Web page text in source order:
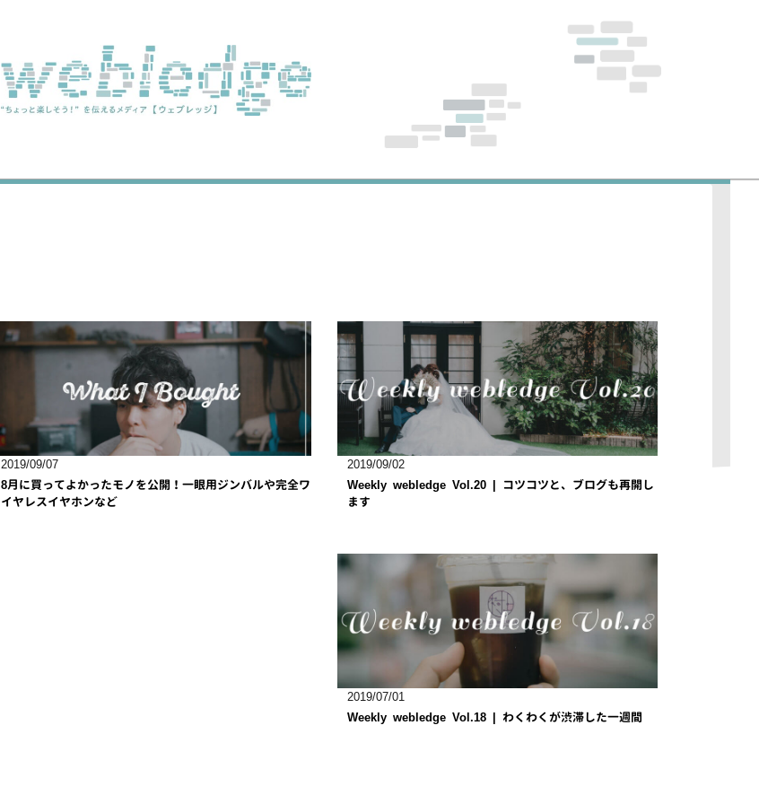
2019/09/07
8月に買ってよかったモノを公開！一眼用ジンバルや完全ワ
イヤレスイヤホンなど
2019/09/02
Weekly webledge Vol.20 | コツコツと、ブログも再開し
ます
2019/07/01
Weekly webledge Vol.18 | わくわくが渋滞した一週間